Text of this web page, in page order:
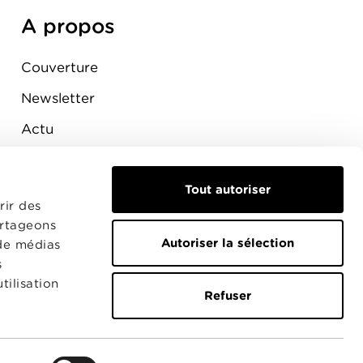
des
médias
Tout autoriser
Autoriser la sélection
Refuser
A propos
Couverture
Newsletter
Actu